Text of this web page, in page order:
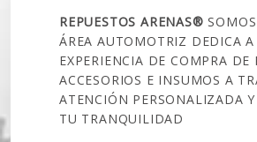
REPUESTOS ARENAS®
ÁREA AUTOMOTRIZ DEDICA A
EXPERIENCIA DE COMPRA DE
ACCESORIOS E INSUMOS A
ATENCIÓN PERSONALIZADA
TU TRANQUILIDAD